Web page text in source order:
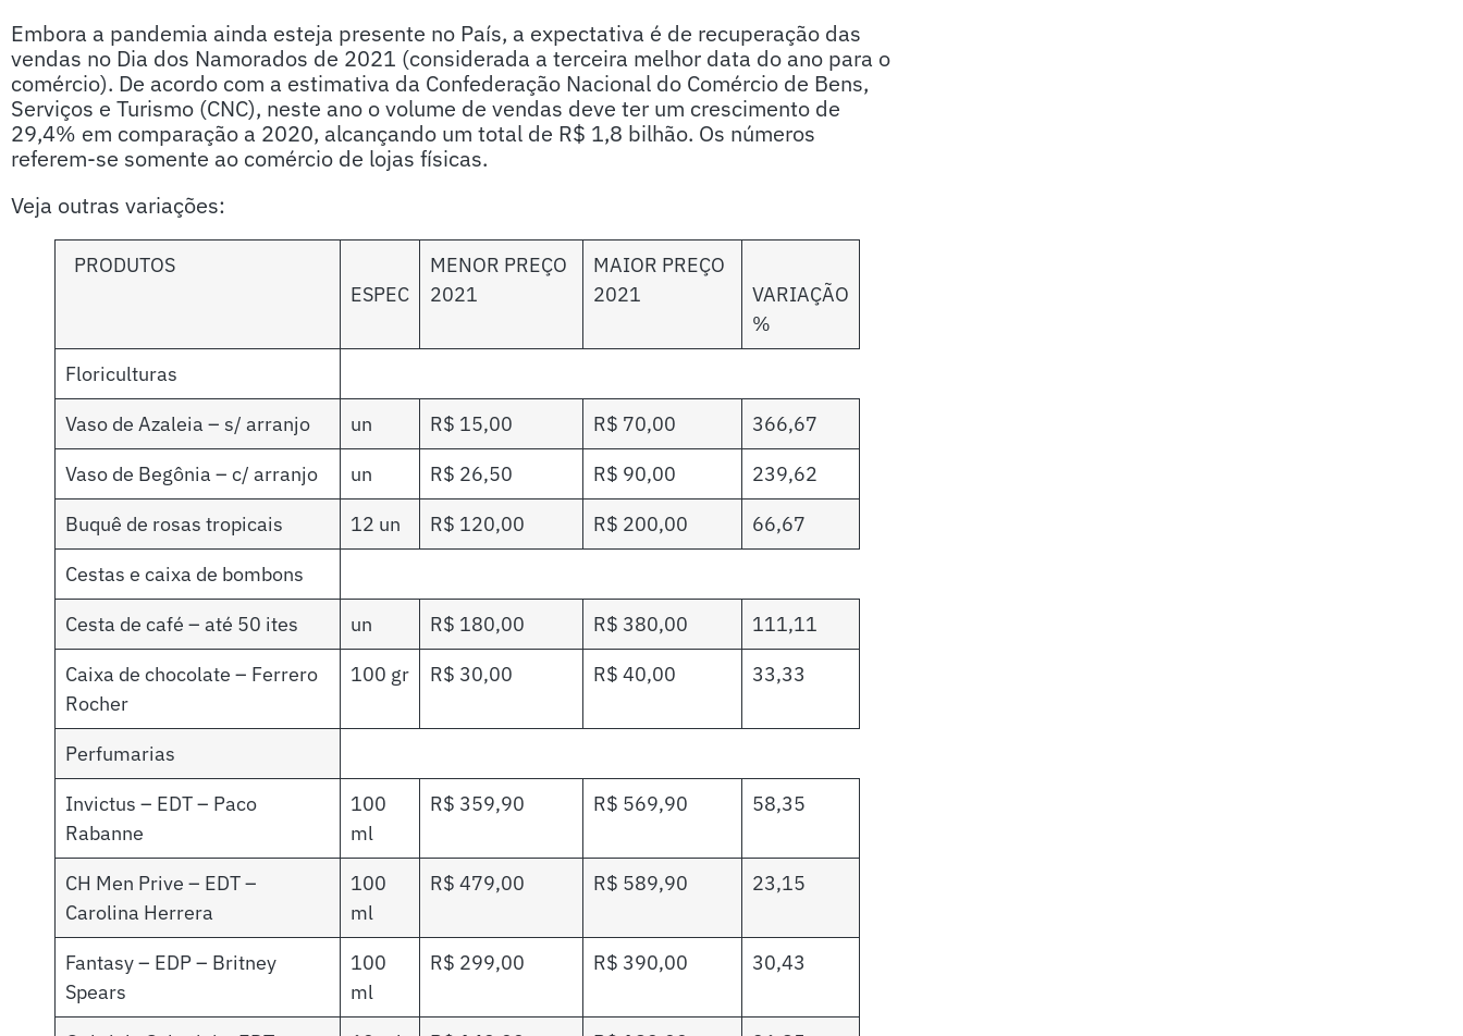
Embora a pandemia ainda esteja presente no País, a expectativa é de recuperação das
vendas no Dia dos Namorados de 2021 (considerada a terceira melhor data do ano para o
comércio). De acordo com a estimativa da Confederação Nacional do Comércio de Bens,
Serviços e Turismo (CNC), neste ano o volume de vendas deve ter um crescimento de
29,4% em comparação a 2020, alcançando um total de R$ 1,8 bilhão. Os números
referem-se somente ao comércio de lojas físicas.
Veja outras variações:
PRODUTOS
ESPEC
MENOR PREÇO
2021
MAIOR PREÇO
2021
VARIAÇÃO
%
Floriculturas
Vaso de Azaleia – s/ arranjo
un R$ 15,00 R$ 70,00
366,67
Vaso de Begônia – c/ arranjo
un R$ 26,50 R$ 90,00
239,62
Buquê de rosas tropicais
12 un R$ 120,00 R$ 200,00
66,67
Cestas e caixa de bombons
Cesta de café – até 50 ites
un R$ 180,00 R$ 380,00
111,11
Caixa de chocolate – Ferrero
Rocher
100 gr R$ 30,00 R$ 40,00 33,33
Perfumarias
Invictus – EDT – Paco
Rabanne
100
ml
R$ 359,90 R$ 569,90 58,35
CH Men Prive – EDT –
Carolina Herrera
100
ml
R$ 479,00 R$ 589,90 23,15
Fantasy – EDP – Britney
Spears
100
ml
R$ 299,00 R$ 390,00 30,43